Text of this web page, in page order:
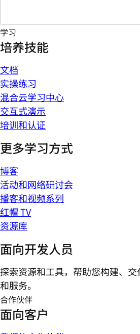
学习
培养技能
文档
实操练习
混合云学习中心
交互式演示
培训和认证
更多学习方式
博客
活动和网络研讨会
播客和视频系列
红帽 TV
资源库
面向开发人员
探索资源和工具，帮助您构建、
和服务。
合作伙伴
面向客户